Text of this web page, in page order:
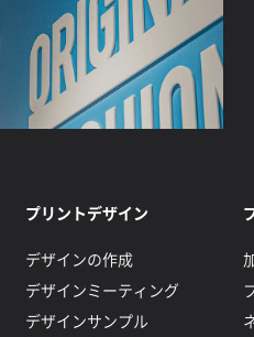
プリントデザイン
デザインの作成
デザインミーティング
デザインサンプル